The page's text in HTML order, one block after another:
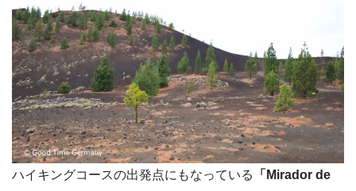
ハイキングコースの出発点にもなっている
「Mirador de